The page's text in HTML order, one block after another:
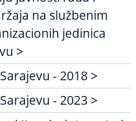
na službenim
jedinica
>
- 2018 >
- 2023 >